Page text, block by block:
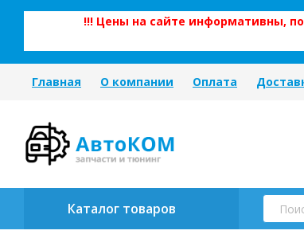
!!! Цены на сайте информативны,
Главная О компании Оплата
Каталог товаров